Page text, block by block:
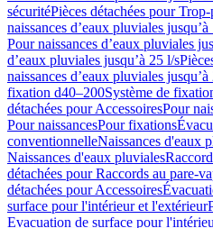
sécuritéPièces détachées pour
naissances d’eaux pluviales jusqu’à
Pour naissances d’eaux pluviales
d’eaux pluviales jusqu’à 25 l/s
naissances d’eaux pluviales jusqu’à
fixation d40–200Système de
détachées pour AccessoiresPour
Pour naissancesPour fixations
conventionnelleNaissances d'eaux
Naissances d'eaux pluviales
détachées pour Raccords au pare-
détachées pour Accessoires
surface pour l'intérieur et l'extérieur
Evacuation de surface pour